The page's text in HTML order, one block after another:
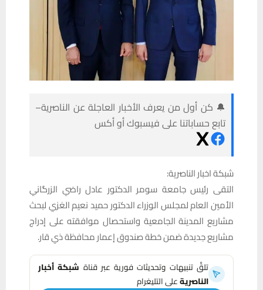
🔔 كن أول من يعرف الأخبار العاجلة عن الناصرية–
تابع حساباتنا على فيسبوك أو أكس
شبكة اخبار الناصرية:
التقى رئيس جامعة سومر الدكتور عادل راضي الزرگاني
الأمين العام لمجلس الوزراء الدكتور حميد نعيم الغزي لبحث
مشاريع المدينة الجامعية واستحصال موافقته على إدراج
مشاريع جديدة ضمن خطة صندوق إعمار محافظة ذي قار.
تلقَّ تنبيهات وتحديثات فورية عبر قناة شبكة أخبار
الناصريةعلى التليغرام